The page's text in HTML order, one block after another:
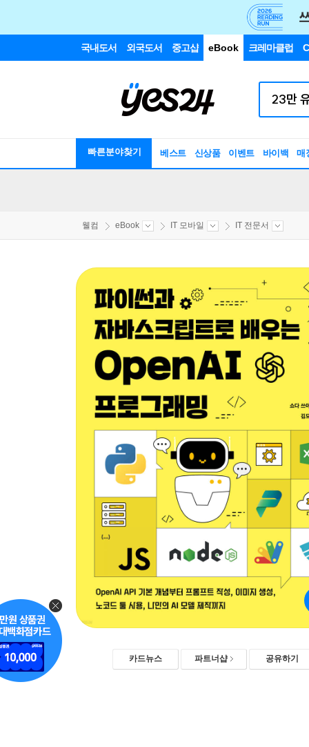
국내도서 외국도서 중고샵 eBook 크레마클럽
빠른분야찾기 베스트 신상품 이벤트 바이백 매
웰컴 eBook IT 모바일 IT 전문서
카드뉴스 파트너샵 공유하기